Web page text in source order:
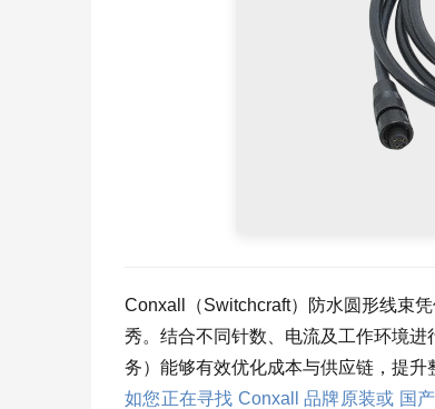
Conxall（Switchcraft）防水圆形线束
秀。结合不同针数、电流及工作环境
务）能够有效优化成本与供应链，提升
如您正在寻找 Conxall 品牌原装或 国